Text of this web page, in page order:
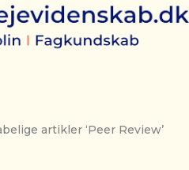
artikler ‘Peer Review’